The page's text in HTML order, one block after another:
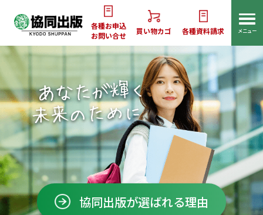
各種お申込
お問い合せ
買い物カゴ 各種資料請求 メニュー
協同出版が選ばれる理由